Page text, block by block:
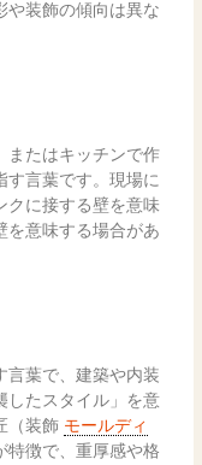
や装飾の傾向は異な
またはキッチンで作
す言葉です。現場に
クに接する壁を意味
を意味する場合があ
言葉で、建築や内装
したスタイル」を意
（装飾 モールディ
特徴で、重厚感や格